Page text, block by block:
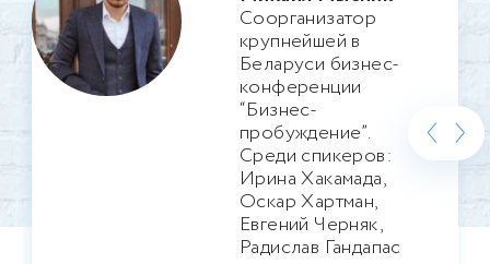
Соорганизатор
крупнейшей в
Беларуси бизнес-
конференции
“Бизнес-
пробуждение”.
Среди спикеров:
Ирина Хакамада,
Оскар Хартман,
Евгений Черняк,
Радислав Гандапас
‹ ›